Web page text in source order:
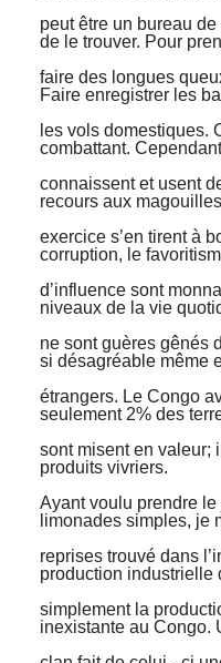
peut être un bureau
de le trouver. Pour
faire des longues
Faire enregistrer les
les vols domestiques.
combattant.
connaissent et usent
recours aux
exercice s’en tirent à
corruption, le
d’influence sont
niveaux de la vie
ne sont guères gênés
si désagréable même
étrangers. Le Congo
seulement 2% des
sont misent en valeur;
produits vivriers.
Ayant voulu prendre
limonades simples, je
reprises trouvé dans
production industrielle
simplement la
inexistante au Congo.